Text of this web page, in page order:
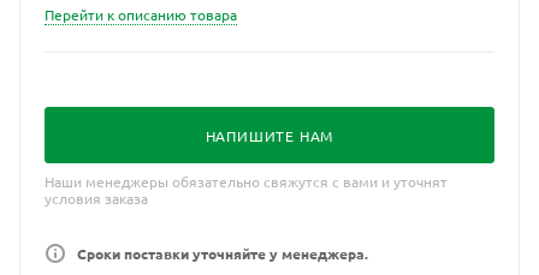
давления растворенного кислорода; • процента
водах; • регистрации кинетики процессов биологического
окисления веществ; • тестирования токсичности стоков.
Перейти к описанию товара
НАПИШИТЕ НАМ
Наши менеджеры обязательно свяжутся с вами и уточнят
условия заказа
Сроки поставки уточняйте у менеджера.